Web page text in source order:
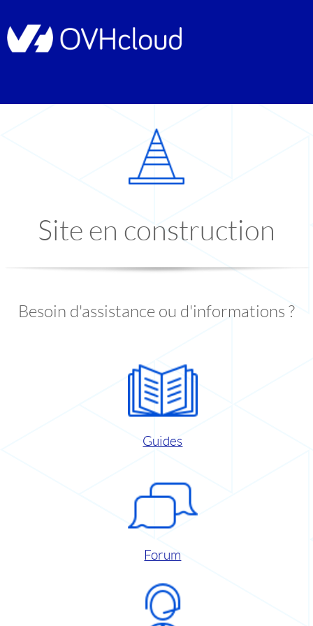
Site en construction
Besoin d'assistance ou d'informations ?
Guides
Forum